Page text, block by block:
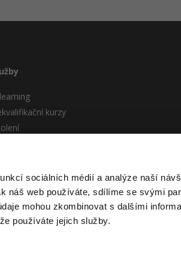
sociálních médií a analýze naší
náš web používáte, sdílíme se svými
mohou zkombinovat s dalšími
používáte jejich služby.
kurzy
webu (pokud není uvedeno jinak) je